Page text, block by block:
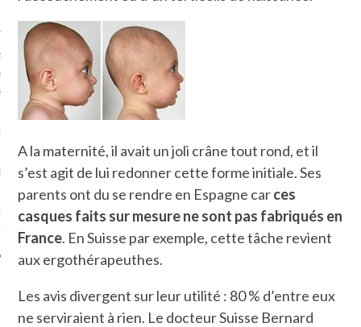
qui Marche: pousseuse
cochère ou pas. Mais
pas d’interdit. Vélo,
bateau…
incite à un autre regard
curiosité. C’est un
la-femme-qui-
A la maternité, il avait un joli crâne tout rond, et il
s’est agit de lui redonner cette forme initiale. Ses
parents ont du se rendre en Espagne carces
casques faits sur mesure ne sont pas fabriqués en
France. En Suisse par exemple, cette tâche revient
aux ergothérapeuthes.
Les avis divergent sur leur utilité : 80 % d’entre eux
ne serviraient à rien. Le docteur Suisse Bernard